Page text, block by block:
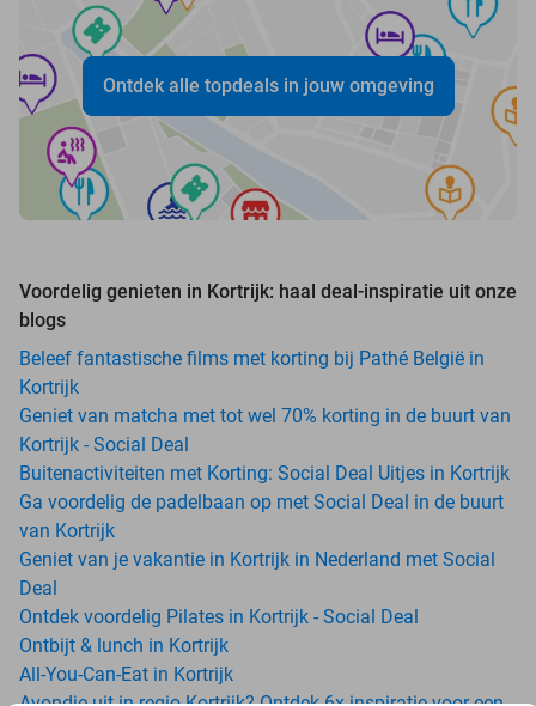
Ontdek alle topdeals in jouw omgeving
Voordelig genieten in Kortrijk: haal deal-inspiratie uit onze
blogs
Beleef fantastische films met korting bij Pathé België in
Kortrijk
Geniet van matcha met tot wel 70% korting in de buurt van
Kortrijk - Social Deal
Buitenactiviteiten met Korting: Social Deal Uitjes in Kortrijk
Ga voordelig de padelbaan op met Social Deal in de buurt
van Kortrijk
Geniet van je vakantie in Kortrijk in Nederland met Social
Deal
Ontdek voordelig Pilates in Kortrijk - Social Deal
Ontbijt & lunch in Kortrijk
All-You-Can-Eat in Kortrijk